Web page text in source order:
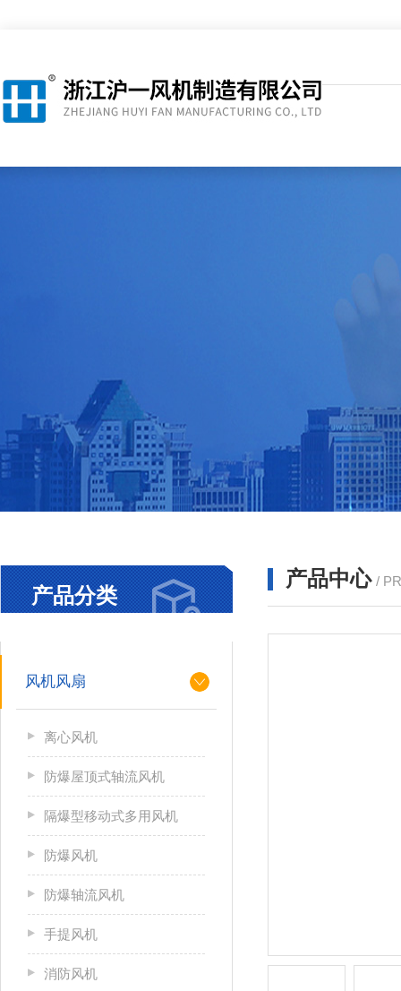
产品分类
风机风扇
离心风机
防爆屋顶式轴流风机
隔爆型移动式多用风机
防爆风机
防爆轴流风机
手提风机
消防风机
产品中心 /